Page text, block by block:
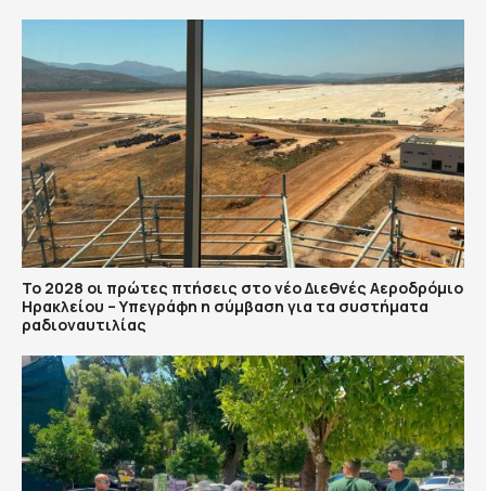
Το 2028 οι πρώτες πτήσεις στο νέο Διεθνές Αεροδρόμιο
Ηρακλείου – Υπεγράφη η σύμβαση για τα συστήματα
ραδιοναυτιλίας